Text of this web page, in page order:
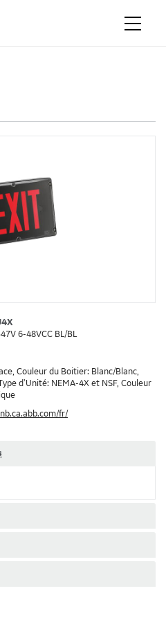
6-48VCC BL/BL
Couleur du Boitier: Blanc/Blanc,
d'Unité: NEMA-4X et NSF, Couleur
fr/